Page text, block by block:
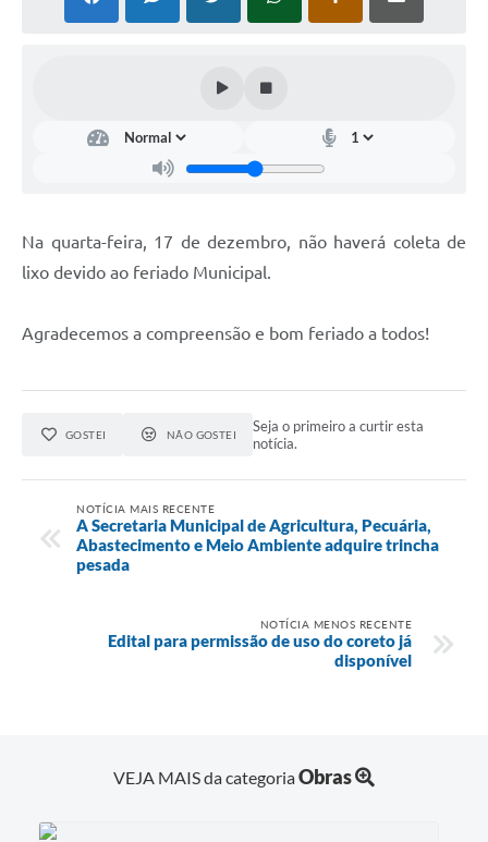
Na quarta-feira, 17 de dezembro, não haverá coleta de
lixo devido ao feriado Municipal.
Agradecemos a compreensão e bom feriado a todos!
GOSTEI NÃO GOSTEI
Seja o primeiro a curtir esta
notícia.
NOTÍCIA MAIS RECENTE
A Secretaria Municipal de Agricultura, Pecuária,
Abastecimento e Meio Ambiente adquire trincha
pesada
NOTÍCIA MENOS RECENTE
Edital para permissão de uso do coreto já
disponível
VEJA MAIS da categoriaObras